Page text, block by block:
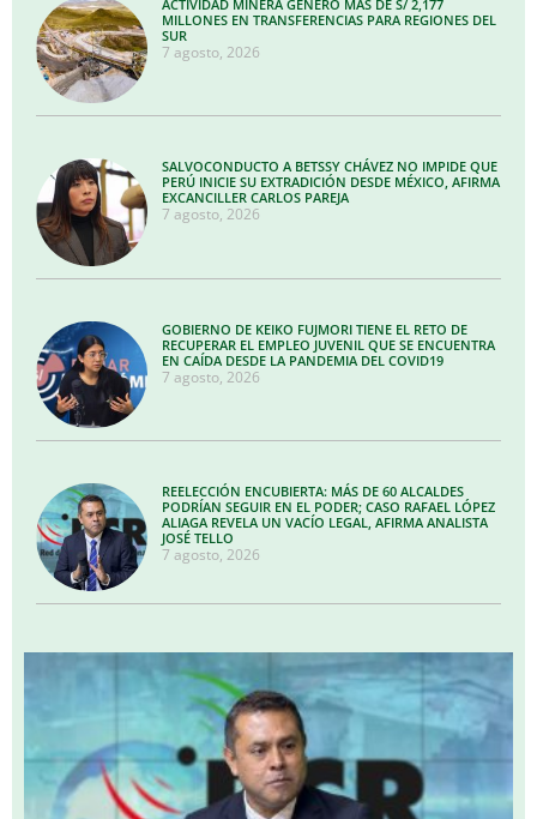
ACTIVIDAD MINERA GENERÓ MÁS DE S/ 2,177
MILLONES EN TRANSFERENCIAS PARA REGIONES DEL
SUR
7 agosto, 2026
SALVOCONDUCTO A BETSSY CHÁVEZ NO IMPIDE QUE
PERÚ INICIE SU EXTRADICIÓN DESDE MÉXICO, AFIRMA
EXCANCILLER CARLOS PAREJA
7 agosto, 2026
GOBIERNO DE KEIKO FUJMORI TIENE EL RETO DE
RECUPERAR EL EMPLEO JUVENIL QUE SE ENCUENTRA
EN CAÍDA DESDE LA PANDEMIA DEL COVID19
7 agosto, 2026
REELECCIÓN ENCUBIERTA: MÁS DE 60 ALCALDES
PODRÍAN SEGUIR EN EL PODER; CASO RAFAEL LÓPEZ
ALIAGA REVELA UN VACÍO LEGAL, AFIRMA ANALISTA
JOSÉ TELLO
7 agosto, 2026